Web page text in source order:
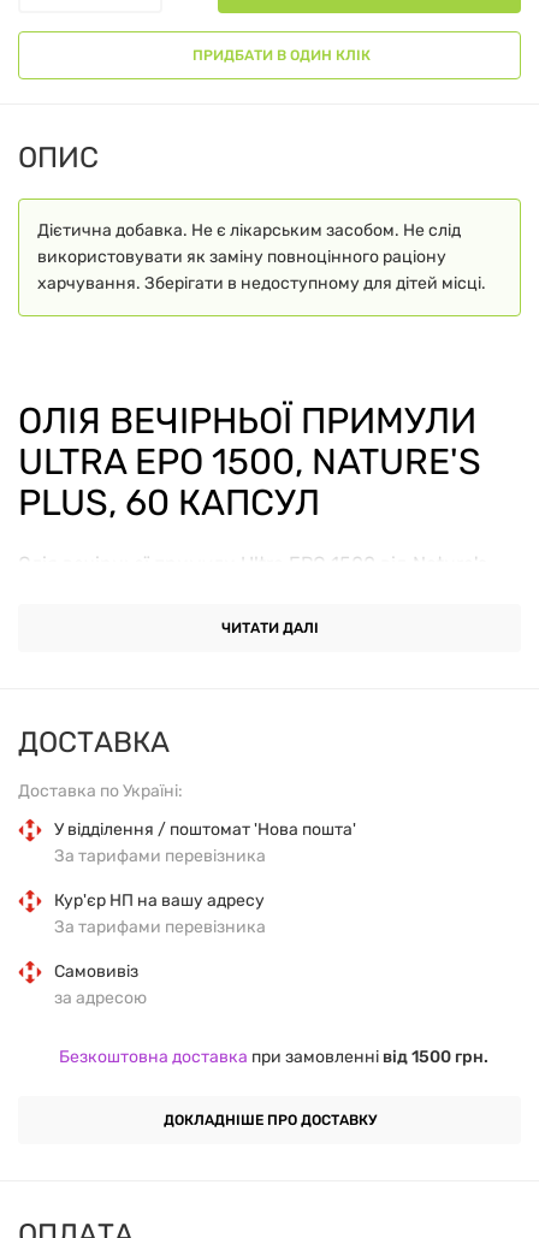
ПРИДБАТИ В ОДИН КЛІК
ДОСТАВКА
Доставка по Україні:
У відділення / поштомат 'Нова пошта'
За тарифами перевізника
Кур'єр НП на вашу адресу
За тарифами перевізника
Самовивіз
за адресою
Безкоштовна доставка при замовленні від 1500 грн.
ДОКЛАДНІШЕ ПРО ДОСТАВКУ
ОПИС
Дієтична добавка. Не є лікарським засобом. Не слід
використовувати як заміну повноцінного раціону
харчування. Зберігати в недоступному для дітей місці.
ОЛІЯ ВЕЧІРНЬОЇ ПРИМУЛИ
ULTRA EPO 1500, NATURE'S
PLUS, 60 КАПСУЛ
Олія вечірньої примули Ultra EPO 1500 від Nature's
вмістом жирних кислот, отриманих з органічної олії
гамма-ліноленової кислоти (GLA) 150 мг, лінолевої
Цей продукт допомагає підтримувати здоров'я
шкіри, гормональний баланс і загальне самопочуття.
ПЕРЕВАГИ ПРОДУКТУ
Високий вміст GLA і лінолевої кислоти
балансу;
Органічна олія вечірньої примули
ЧИТАТИ ДАЛІ